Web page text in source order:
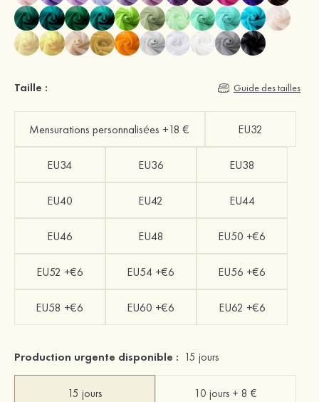
Taille : Guide des tailles
Mensurations personnalisées +18 € EU32
EU34 EU36 EU38
EU40 EU42 EU44
EU46 EU48 EU50 +€6
EU52 +€6 EU54 +€6 EU56 +€6
EU58 +€6 EU60 +€6 EU62 +€6
Production urgente disponible : 15 jours
15 jours 10 jours + 8 €